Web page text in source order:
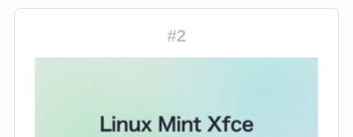
#2